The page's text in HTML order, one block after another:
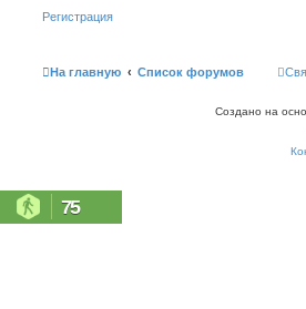
Регистрация
На главную Список форумов
Создано на
75